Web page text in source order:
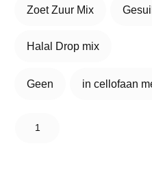
Zoet Zuur Mix
Halal Drop mix
Halal Drop mix
Geen in cellofaan
Bucket